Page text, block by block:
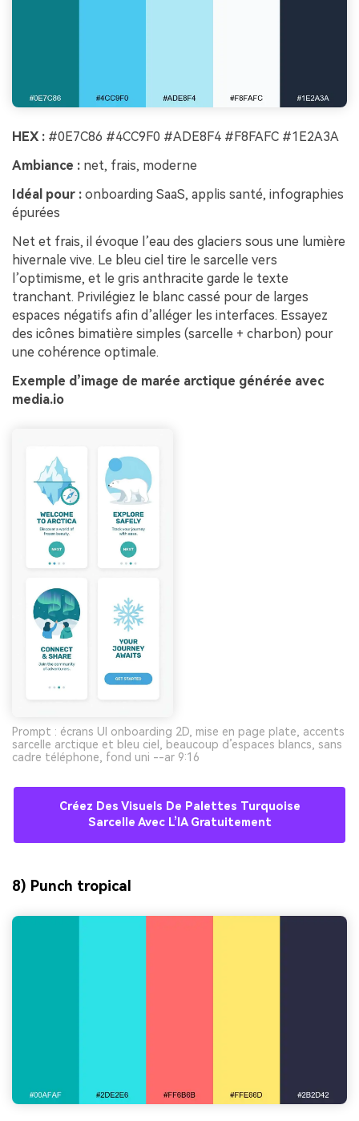
HEX : #0E7C86 #4CC9F0 #ADE8F4 #F8FAFC #1E2A3A
Ambiance : net, frais, moderne
Idéal pour : onboarding SaaS, applis santé, infographies
épurées
Net et frais, il évoque l’eau des glaciers sous une lumière
hivernale vive. Le bleu ciel tire le sarcelle vers
l’optimisme, et le gris anthracite garde le texte
tranchant. Privilégiez le blanc cassé pour de larges
espaces négatifs afin d’alléger les interfaces. Essayez
des icônes bimatière simples (sarcelle + charbon) pour
une cohérence optimale.
Exemple d’image de marée arctique générée avec
media.io
Prompt : écrans UI onboarding 2D, mise en page plate, accents
sarcelle arctique et bleu ciel, beaucoup d’espaces blancs, sans
cadre téléphone, fond uni --ar 9:16
Créez Des Visuels De Palettes Turquoise
Sarcelle Avec L’IA Gratuitement
8) Punch tropical